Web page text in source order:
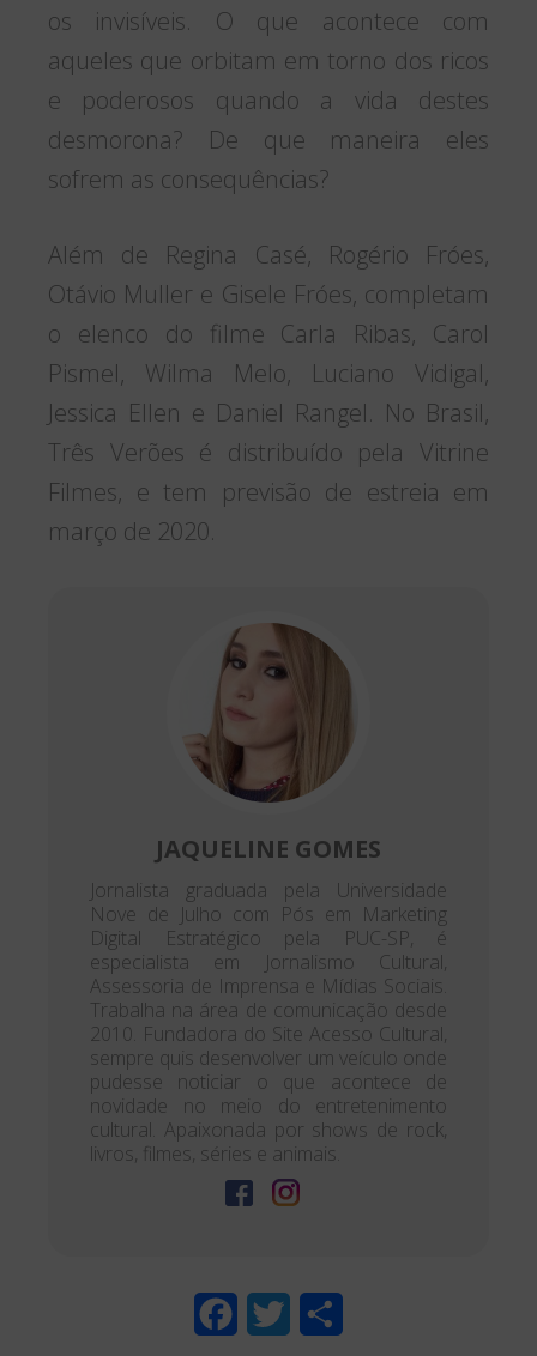
os invisíveis. O que acontece com
aqueles que orbitam em torno dos ricos
e poderosos quando a vida destes
desmorona? De que maneira eles
sofrem as consequências?
Além de Regina Casé, Rogério Fróes,
Otávio Muller e Gisele Fróes, completam
o elenco do filme Carla Ribas, Carol
Pismel, Wilma Melo, Luciano Vidigal,
Jessica Ellen e Daniel Rangel. No Brasil,
Três Verões é distribuído pela Vitrine
Filmes, e tem previsão de estreia em
março de 2020.
JAQUELINE GOMES
Jornalista graduada pela Universidade
Nove de Julho com Pós em Marketing
Digital Estratégico pela PUC-SP, é
especialista em Jornalismo Cultural,
Assessoria de Imprensa e Mídias Sociais.
Trabalha na área de comunicação desde
2010. Fundadora do Site Acesso Cultural,
sempre quis desenvolver um veículo onde
pudesse noticiar o que acontece de
novidade no meio do entretenimento
cultural. Apaixonada por shows de rock,
livros, filmes, séries e animais.